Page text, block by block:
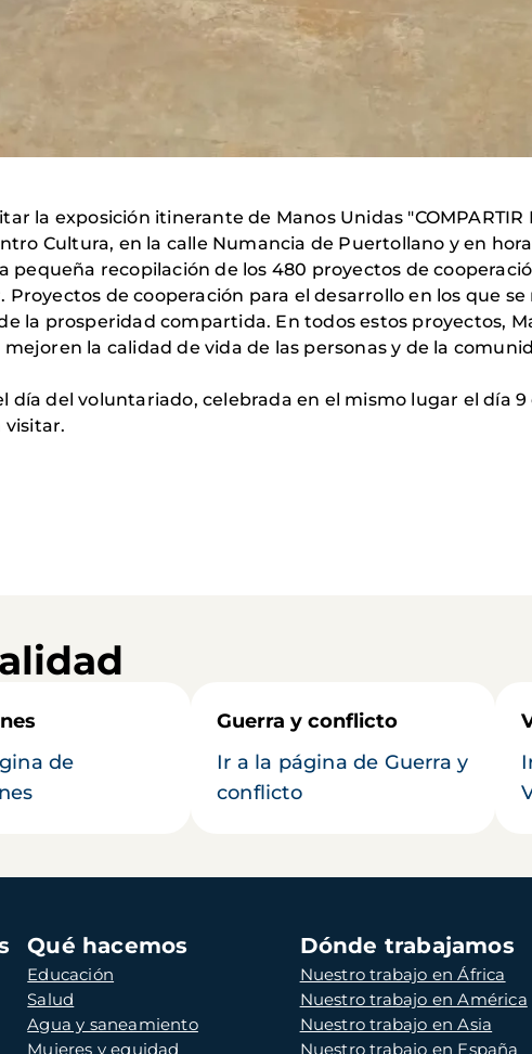
la exposición itinerante de Manos Unidas "COMPARTIR
Cultura, en la calle Numancia de Puertollano y en
pequeña recopilación de los 480 proyectos de
de cooperación para el desarrollo en los que
la prosperidad compartida. En todos estos proyectos,
la calidad de vida de las personas y de la
día del voluntariado, celebrada en el mismo lugar el día
visitar.
de
Guerra y conflicto
Ir a la página de Guerra y
conflicto
Qué hacemos
Educación
Salud
Agua y saneamiento
Mujeres y equidad
Dónde trabajamos
Nuestro trabajo en África
Nuestro trabajo en América
Nuestro trabajo en Asia
Nuestro trabajo en España